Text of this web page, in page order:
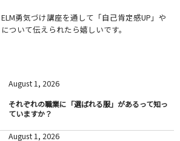
勇気づけ講座を通して「自己肯定感UP」や
ついて伝えられたら嬉しいです。
August1, 2026
それぞれの職業に「選ばれる服」があるって知っ
ていますか？
August1, 2026